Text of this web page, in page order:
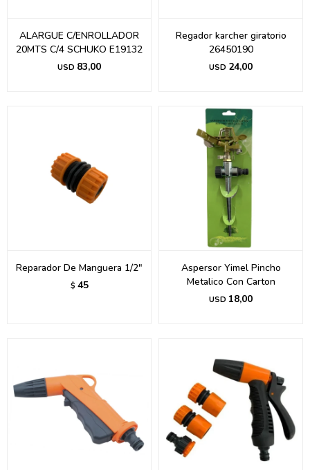
ALARGUE C/ENROLLADOR
20MTS C/4 SCHUKO E19132
USD 83,00
Regador karcher giratorio
26450190
USD 24,00
Reparador De Manguera 1/2"
$ 45
Aspersor Yimel Pincho
Metalico Con Carton
USD 18,00